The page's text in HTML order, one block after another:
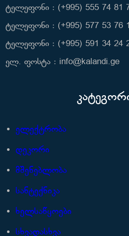
ტელეფონი : (+995) 555 74 81
ტელეფონი : (+995) 577 53 76
ტელეფონი : (+995) 591 34 24
ელ. ფოსტა : info@kalandi.ge
ელექტრობა
დეკორი
მშენებლობა
სანტექნიკა
ხელსაწყოები
სხვადასხვა